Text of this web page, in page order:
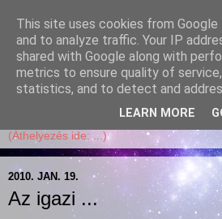
Garffyka
Szösszenetek a konyhámból, az
receptekkel, vidámsággal,
2010. JAN. 19.
Az igazi ...
This site uses cookies from
and to analyze traffic. Your IP
shared with Google along with
metrics to ensure quality of
statistics, and to detect and
LEARN MORE